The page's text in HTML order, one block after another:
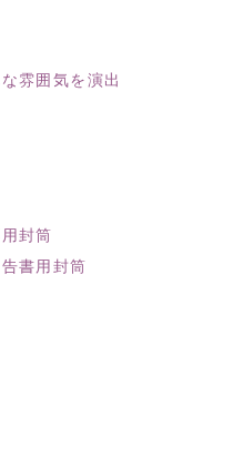
雰囲気を演出
封筒
書用封筒